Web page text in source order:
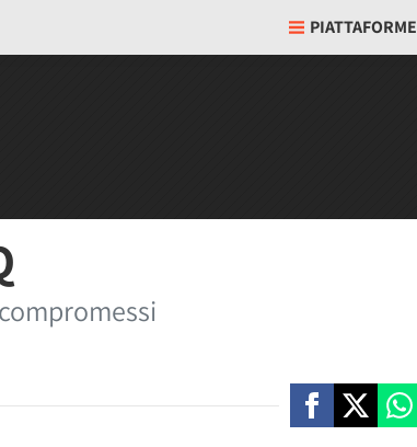
PIATTAFORME